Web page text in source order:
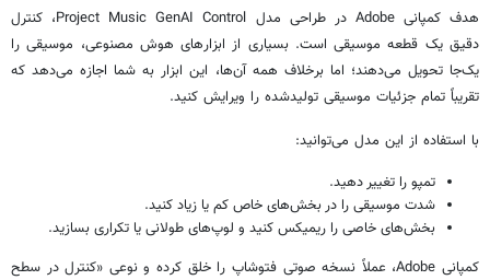
هدف کمپانی Adobe در طراحی مدل Project Music GenAI Control، کنترل
دقیق یک قطعه موسیقی است. بسیاری از ابزارهای هوش مصنوعی، موسیقی را
یک‌جا تحویل می‌دهند؛ اما برخلاف همه آن‌ها، این ابزار به شما اجازه می‌دهد که
تقریباً تمام جزئیات موسیقی تولیدشده را ویرایش کنید.
با استفاده از این مدل می‌توانید:
تمپو را تغییر دهید.
شدت موسیقی را در بخش‌های خاص کم یا زیاد کنید.
بخش‌های خاصی را ریمیکس کنید و لوپ‌های طولانی یا تکراری بسازید.
کمپانی Adobe، عملاً نسخه صوتی فتوشاپ را خلق کرده و نوعی «کنترل در سطح